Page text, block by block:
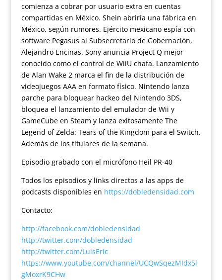
comienza a cobrar por usuario extra en cuentas
compartidas en México. Shein abriría una fábrica en
México, según rumores. Ejército mexicano espía con
software Pegasus al Subsecretario de Gobernación,
Alejandro Encinas. Sony anuncia Project Q mejor
conocido como el control de WiiU chafa. Lanzamiento
de Alan Wake 2 marca el fin de la distribución de
videojuegos AAA en formato físico. Nintendo lanza
parche para bloquear hackeo del Nintendo 3DS,
bloquea el lanzamiento del emulador de Wii y
GameCube en Steam y lanza exitosamente The
Legend of Zelda: Tears of the Kingdom para el Switch.
Además de los titulares de la semana.
Episodio grabado con el micrófono Heil PR-40
Todos los episodios y links directos a las apps de
podcasts disponibles en https://dobledensidad.com
Contacto:
http://facebook.com/dobledensidad
http://twitter.com/dobledensidad
http://twitter.com/LuisEric
https://www.youtube.com/channel/UCQwSqezMIdx5l
gMoxrK9CHw